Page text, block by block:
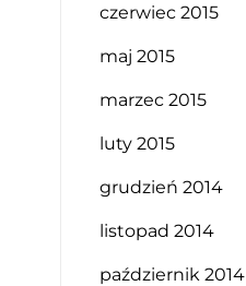
czerwiec 2015
maj 2015
marzec 2015
luty 2015
grudzień 2014
listopad 2014
październik 2014